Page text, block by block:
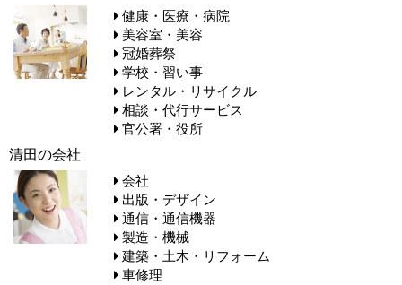
健康・医療・病院
美容室・美容
冠婚葬祭
学校・習い事
レンタル・リサイクル
相談・代行サービス
官公署・役所
清田の会社
会社
出版・デザイン
通信・通信機器
製造・機械
建築・土木・リフォーム
車修理